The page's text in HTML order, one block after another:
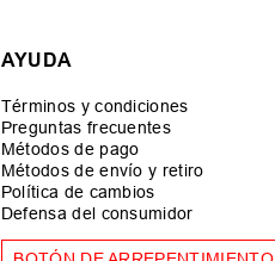
AYUDA
Términos y condiciones
Preguntas frecuentes
Métodos de pago
Métodos de envío y retiro
Política de cambios
Defensa del consumidor